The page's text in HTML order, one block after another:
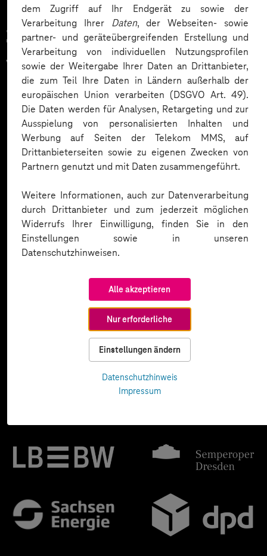
dem Zugriff auf Ihr Endgerät zu sowie der
Verarbeitung Ihrer Daten, der Webseiten- sowie
partner- und geräteübergreifenden Erstellung und
Verarbeitung von individuellen Nutzungsprofilen
sowie der Weitergabe Ihrer Daten an Drittanbieter,
die zum Teil Ihre Daten in Ländern außerhalb der
europäischen Union verarbeiten (DSGVO Art. 49).
Die Daten werden für Analysen, Retargeting und zur
Ausspielung von personalisierten Inhalten und
Werbung auf Seiten der Telekom MMS, auf
Drittanbieterseiten sowie zu eigenen Zwecken von
Partnern genutzt und mit Daten zusammengeführt.
Weitere Informationen, auch zur Datenverarbeitung
durch Drittanbieter und zum jederzeit möglichen
Widerrufs Ihrer Einwilligung, finden Sie in den
Einstellungen sowie in unseren
Datenschutzhinweisen.
Alle akzeptieren
Nur erforderliche
Einstellungen ändern
Datenschutzhinweis
Impressum
Zahlreiche Unternehmen
vertrauen auf unsere
Expertise. Hier eine Auswahl: